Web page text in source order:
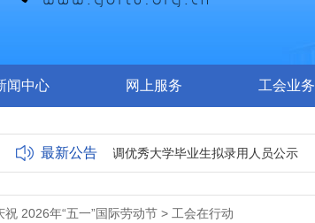
闻中心 网上服务 工会业务
最新公告
总工会2026年选调优秀大学毕业生拟录用人员公示
祝 2026年“五一”国际劳动节 > 工会在行动